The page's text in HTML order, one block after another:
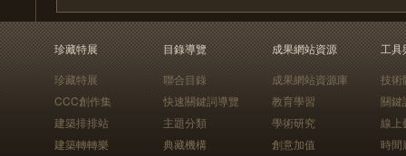
珍藏特展
珍藏特展
CCC創作集
建築排排站
建築轉轉樂
目錄導覽
聯合目錄
快速關鍵詞導覽
主題分類
典藏機構
成果網站資源
成果網站資源庫
教育學習
學術研究
創意加值
工具
技術
關鍵
線上
時間